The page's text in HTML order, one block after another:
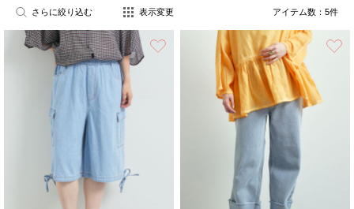
さらに絞り込む 表示変更 アイテム数： 5件
お気に入り